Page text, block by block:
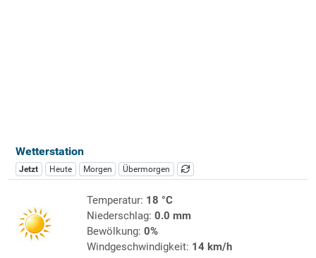
Wetterstation
Jetzt Heute Morgen Übermorgen
Temperatur: 18 °C
Niederschlag: 0.0 mm
Bewölkung: 0%
Windgeschwindigkeit: 14 km/h